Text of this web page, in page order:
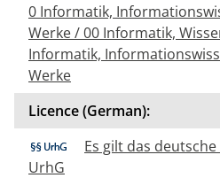
0 Informatik,
Werke / 00 Informatik,
Informatik,
Werke
Licence (German):
Es gilt das
UrhG